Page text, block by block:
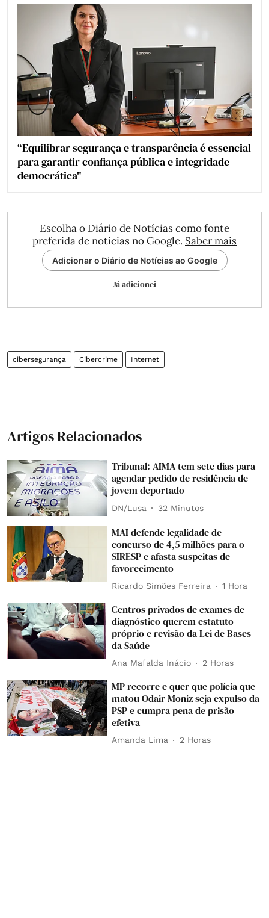
“Equilibrar segurança e transparência é essencial
para garantir confiança pública e integridade
democrática"
Escolha o Diário de Notícias como fonte
preferida de notícias no Google. Saber mais
Adicionar o Diário de Notícias ao Google
Já adicionei
cibersegurança Cibercrime Internet
Artigos Relacionados
Tribunal: AIMA tem sete dias para
agendar pedido de residência de
jovem deportado
DN/Lusa 32 Minutos
MAI defende legalidade de
concurso de 4,5 milhões para o
SIRESP e afasta suspeitas de
favorecimento
Ricardo Simões Ferreira 1 Hora
Centros privados de exames de
diagnóstico querem estatuto
próprio e revisão da Lei de Bases
da Saúde
Ana Mafalda Inácio 2 Horas
MP recorre e quer que polícia que
matou Odair Moniz seja expulso da
PSP e cumpra pena de prisão
efetiva
Amanda Lima 2 Horas